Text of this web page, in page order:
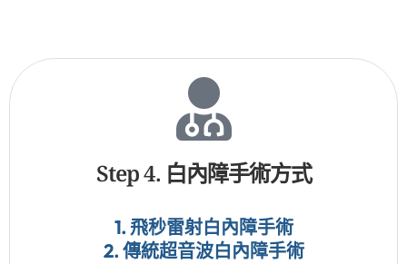
進一步處理
一、白內障手術方式
二、水晶體選擇
Process